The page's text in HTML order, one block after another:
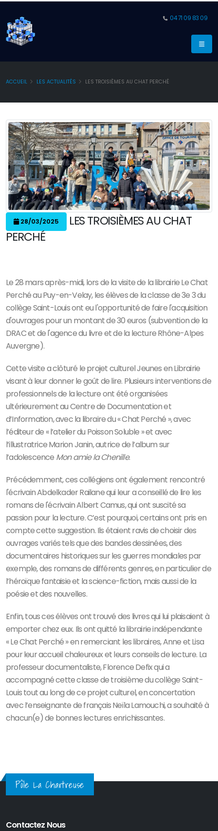
04 71 09 83 09
ACCUEIL LES ACTUALITÉS LES TROISIÈMES AU CHAT PERCHÉ
28/03/2025
LES TROISIÈMES AU CHAT
PERCHÉ
Le 28 mars après-midi, lors de la visite de la librairie Le Chat
Perché au Puy-en-Velay, les élèves de la classe de 3e 3 du
collège Saint-Louis ont eu l'opportunité de faire l'acquisition
d'ouvrages pour un montant de 30 euros (subvention de la
DRAC et de l'agence du livre et de la lecture Rhône-Alpes
Auvergne).
Cette visite a clôturé le projet culturel Jeunes en Librairie
visant à leur donner le goût de lire. Plusieurs interventions de
professionnels de la lecture ont été organisées
ultérieurement au Centre de Documentation et
d’Information, avec la libraire du « Chat Perché », avec
l’éditeur de « l’atelier du Poisson Soluble » et avec
l’illustratrice Marion Janin, autrice de l’album sur
l’adolescence Mon amie la Chenille.
Précédemment, ces collégiens ont également rencontré
l'écrivain Abdelkader Railane qui leur a conseillé de lire les
romans de l'écrivain Albert Camus, qui ont suscité sa
passion pour la lecture. C’est pourquoi, certains ont pris en
compte cette suggestion. Ils étaient ravis de choisir des
ouvrages variés tels que des bandes dessinées, des
documentaires historiques sur les guerres mondiales par
exemple, des romans de différents genres, en particulier de
l’héroïque fantaisie et la science-fiction, mais aussi de la
poésie et des nouvelles.
Enfin, tous ces élèves ont trouvé des livres qui lui plaisaient à
emporter chez eux. Ils ont quitté la librairie indépendante
« Le Chat Perché » en remerciant les libraires, Anne et Lisa
pour leur accueil chaleureux et leurs conseils de lecture. La
professeur documentaliste, Florence Defix qui a
accompagné cette classe de troisième du collège Saint-
Louis tout au long de ce projet culturel, en concertation
avec l’enseignante de français Neïla Lamouchi, a souhaité à
chacun(e) de bonnes lectures enrichissantes.
Pôle La Chartreuse
Contactez Nous